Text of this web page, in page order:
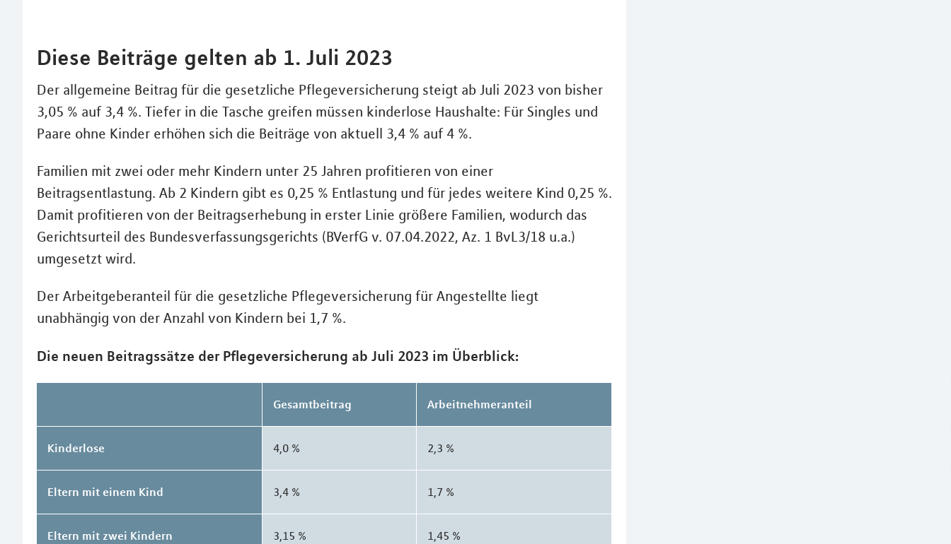
Diese Beiträge gelten ab 1. Juli 2023
Der allgemeine Beitrag für die gesetzliche Pflegeversicherung steigt ab Juli 2023 von bisher
3,05 % auf 3,4 %. Tiefer in die Tasche greifen müssen kinderlose Haushalte: Für Singles und
Paare ohne Kinder erhöhen sich die Beiträge von aktuell 3,4 % auf 4 %.
Familien mit zwei oder mehr Kindern unter 25 Jahren profitieren von einer
Beitragsentlastung. Ab 2 Kindern gibt es 0,25 % Entlastung und für jedes weitere Kind 0,25 %.
Damit profitieren von der Beitragserhebung in erster Linie größere Familien, wodurch das
Gerichtsurteil des Bundesverfassungsgerichts (BVerfG v. 07.04.2022, Az. 1 BvL3/18 u.a.)
umgesetzt wird.
Der Arbeitgeberanteil für die gesetzliche Pflegeversicherung für Angestellte liegt
unabhängig von der Anzahl von Kindern bei 1,7 %.
Die neuen Beitragssätze der Pflegeversicherung ab Juli 2023 im Überblick:
Gesamtbeitrag Arbeitnehmeranteil
Kinderlose 4,0 % 2,3 %
Eltern mit einem Kind 3,4 % 1,7 %
Eltern mit zwei Kindern 3,15 % 1,45 %